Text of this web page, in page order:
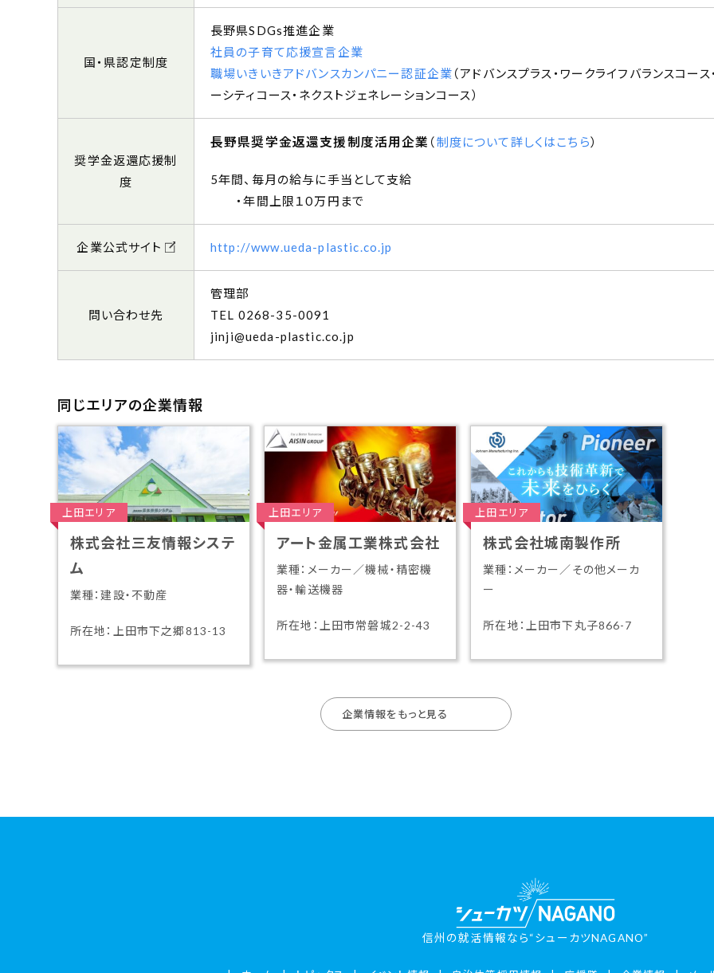
国・県認定制度
長野県SDGs推進企業
社員の子育て応援宣言企業
職場いきいきアドバンスカンパニー認証企業 （アドバンスプラス
ワークライフバランスコース
ーシティコース
ネクストジェネレーションコース）
奨学金返還応援制
度
長野県奨学金返還支援制度活用企業 （制度について詳しくはこちら）
5年間、毎月の給与に手当として支給
・年間上限１０万円まで
企業公式サイト http://www.ueda-plastic.co.jp
問い合わせ先
管理部
0268-35-0091
jinji@ueda-plastic.co.jp
同じエリアの企業情報
上田エリア
株式会社三友情報システ
ム
業種：建設・不動産
所在地：上田市下之郷813-13
上田エリア
アート金属工業株式会社
業種：メーカー／機械・精密機
器・輸送機器
所在地：上田市常磐城2-2-43
上田エリア
株式会社城南製作所
業種：メーカー／その他メーカ
ー
所在地：上田市下丸子866-7
企業情報をもっと見る
信州の就活情報なら“シューカツNAGANO”